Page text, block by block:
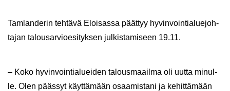
Tam­lan­de­rin teh­tä­vä Eloi­sas­sa päät­tyy hy­vin­voin­tia­lue­joh­
ta­jan ta­lous­ar­vio­esi­tyk­sen jul­kis­ta­mi­seen 19.11.
– Koko hy­vin­voin­tia­luei­den ta­lous­maa­il­ma oli uutta mi­nul­
le. Olen pääs­syt käyt­tä­mään osaa­mis­ta­ni ja ke­hit­tä­mään